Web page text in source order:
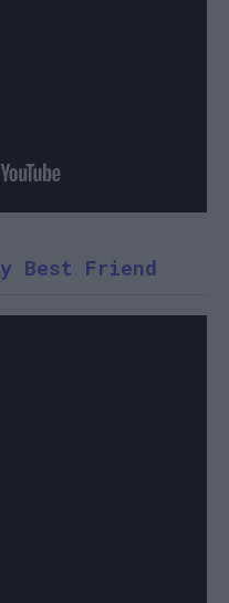
Best Friend